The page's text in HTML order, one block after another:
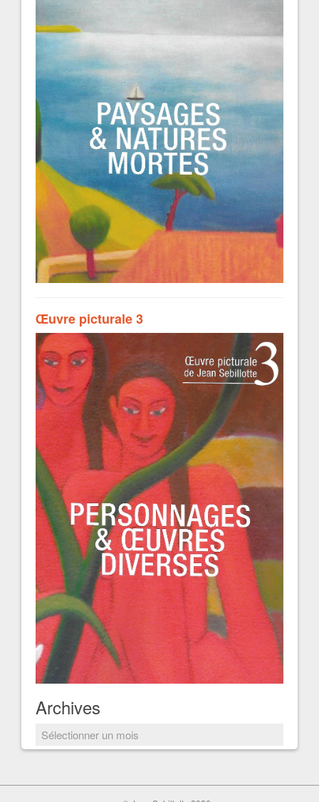
Œuvre picturale 3
Archives
Archives